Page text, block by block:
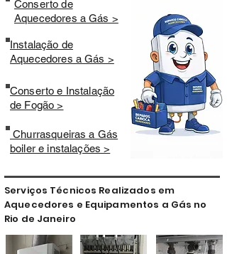
Conserto de
Aquecedores a Gás >
Instalação de
Aquecedores a Gás >
Conserto e Instalação
de Fogão >
Churrasqueiras a Gás
boiler e instalações >
Serviços Técnicos Realizados em
Aquecedores e Equipamentos a Gás no
Rio de Janeiro